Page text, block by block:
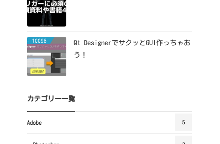
10098
Qt DesignerでサクッとGUI作っちゃお
う！
カテゴリー一覧
Adobe 5